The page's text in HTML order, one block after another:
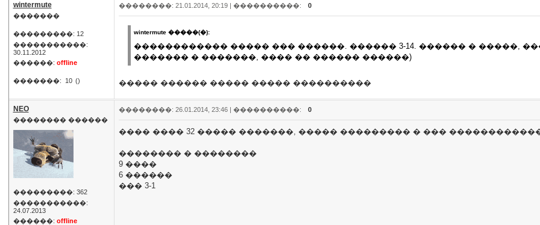
wintermute
�������
���������: 12
�����������:
30.11.2012
������: offline
�������: 10 ()
��������: 21.01.2014, 20:19 | ����������: 0
wintermute �����(�):
������������ ����� ��� ������. ������ 3-14. ������ � �����,
������� � �������, ���� �� ������ ������)
����� ������ ����� ����� ����������
NEO
�������� ������
���������: 362
�����������:
24.07.2013
������: offline
��������: 26.01.2014, 23:46 | ����������: 0
���� ���� 32 ����� �������, ����� ��������� � ���
�������� � ��������
9 ����
6 ������
��� 3-1